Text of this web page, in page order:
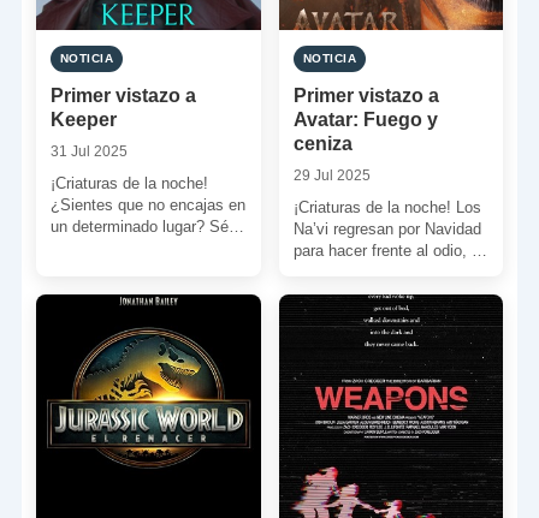
NOTICIA
Primer vistazo a
Keeper
31 Jul 2025
¡Criaturas de la noche!
¿Sientes que no encajas en
un determinado lugar? Sé
NOTICIA
Primer vistazo a
Avatar: Fuego y
ceniza
29 Jul 2025
¡Criaturas de la noche! Los
Na’vi regresan por Navidad
para hacer frente al odio, la
[…]